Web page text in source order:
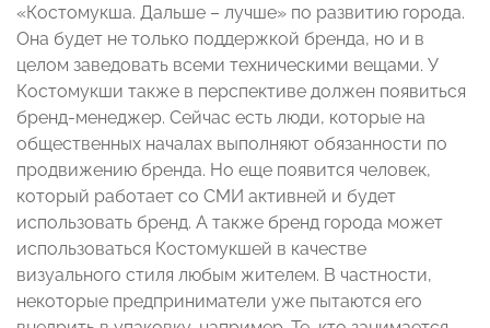
«Костомукша. Дальше – лучше» по развитию города.
Она будет не только поддержкой бренда, но и в
целом заведовать всеми техническими вещами. У
Костомукши также в перспективе должен появиться
бренд-менеджер. Сейчас есть люди, которые на
общественных началах выполняют обязанности по
продвижению бренда. Но еще появится человек,
который работает со СМИ активней и будет
использовать бренд. А также бренд города может
использоваться Костомукшей в качестве
визуального стиля любым жителем. В частности,
некоторые предприниматели уже пытаются его